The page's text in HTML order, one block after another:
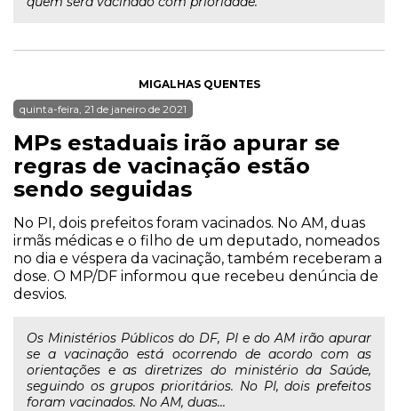
MIGALHAS QUENTES
quinta-feira, 21 de janeiro de 2021
MPs estaduais irão apurar se
regras de vacinação estão
sendo seguidas
No PI, dois prefeitos foram vacinados. No AM, duas
irmãs médicas e o filho de um deputado, nomeados
no dia e véspera da vacinação, também receberam a
dose. O MP/DF informou que recebeu denúncia de
desvios.
Os Ministérios Públicos do DF, PI e do AM irão apurar
se a vacinação está ocorrendo de acordo com as
orientações e as diretrizes do ministério da Saúde,
seguindo os grupos prioritários. No PI, dois prefeitos
foram vacinados. No AM, duas...